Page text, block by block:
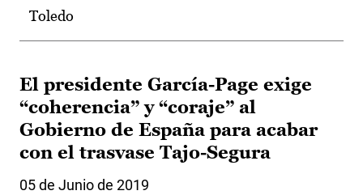
Toledo
El presidente García-Page exige
“coherencia” y “coraje” al
Gobierno de España para acabar
con el trasvase Tajo-Segura
05 de Junio de 2019